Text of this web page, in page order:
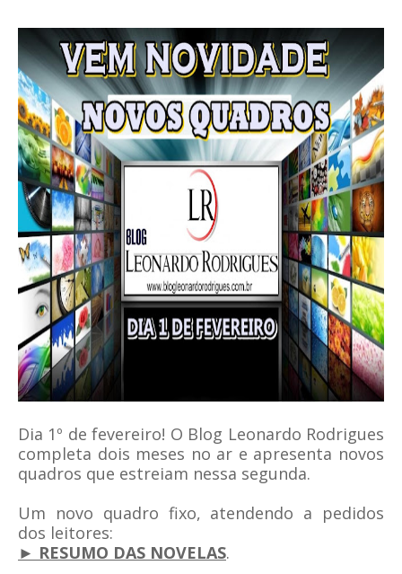
Dia 1º de fevereiro! O Blog Leonardo Rodrigues
completa dois meses no ar e apresenta novos
quadros que estreiam nessa segunda.
Um novo quadro fixo, atendendo a pedidos
dos leitores:
► RESUMO DAS NOVELAS.